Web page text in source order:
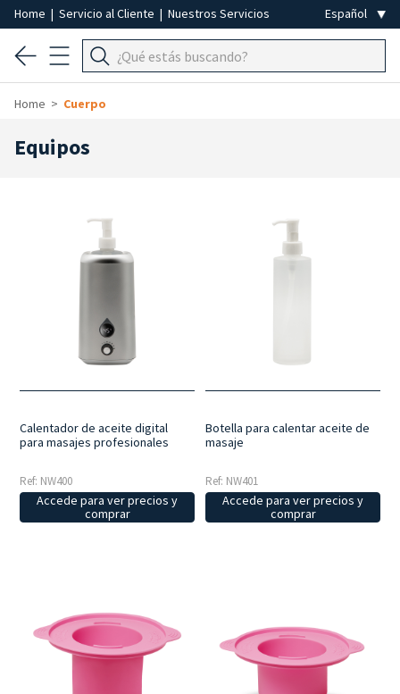
Home | Servicio al Cliente | Nuestros Servicios
Home Cuerpo
Equipos
Calentador de aceite digital
para masajes profesionales
Ref: NW400
Accede para ver precios y
comprar
Botella para calentar aceite de
masaje
Ref: NW401
Accede para ver precios y
comprar